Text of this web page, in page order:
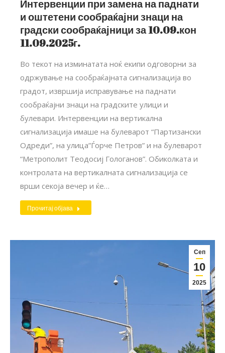
Интервенции при замена на паднати
и оштетени сообраќајни знаци на
градски сообраќајници за 10.09.кон
11.09.2025г.
Во текот на изминатата ноќ екипи одговорни за
одржување на сообраќајната сигнализација во
градот, извршија исправување на паднати
сообраќајни знаци на градските улици и
булевари. Интервенции на вертикална
сигнализација имаше на булеварот “Партизански
Одреди”, на улица”Ѓорче Петров” и на булеварот
“Метрополит Теодосиј Гологанов”. Обиколката и
контролата на вертикалната сигнализација се
врши секоја вечер и ќе…
Прочитај објава
Сеп
10
2025